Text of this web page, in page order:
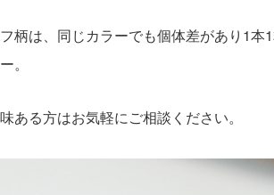
柄は、同じカラーでも個体差があり1本1
。
ある方はお気軽にご相談ください。